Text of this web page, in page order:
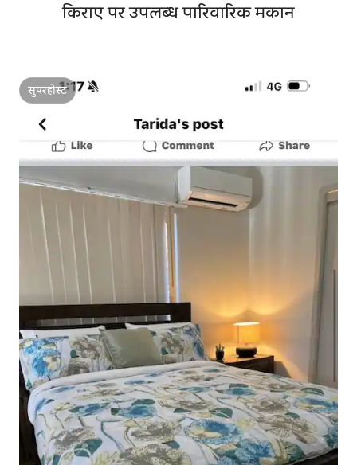
किराए पर उपलब्ध पारिवारिक मकान
सुपरहोस्ट
सुपरहोस्ट